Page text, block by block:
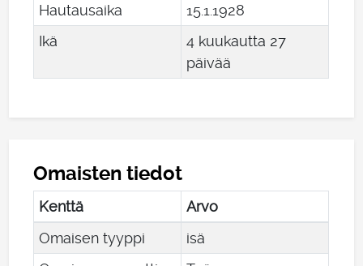
Hautausaika
15.1 1928
Ikä
4 kuukautta 27
päivää
Omaisten tiedot
Kenttä
Arvo
Omaisen tyyppi
isä